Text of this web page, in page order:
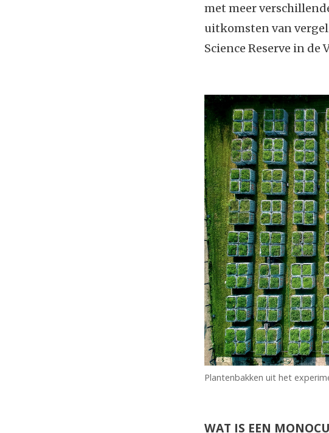
met meer
uitkomsten van
Science Reserve in
Plantenbakken uit het
WAT IS EEN